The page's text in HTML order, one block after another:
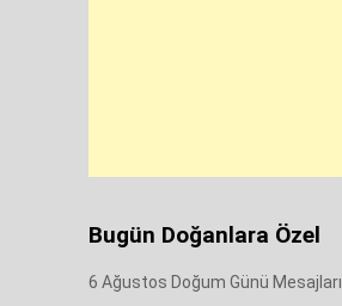
Bugün Doğanlara Özel
6 Ağustos Doğum Günü Mesajları